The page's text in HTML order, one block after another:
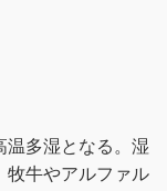
温多湿となる。湿
牧牛やアルファル